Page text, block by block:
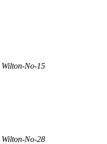
Wilton-No-15
Wilton-No-28